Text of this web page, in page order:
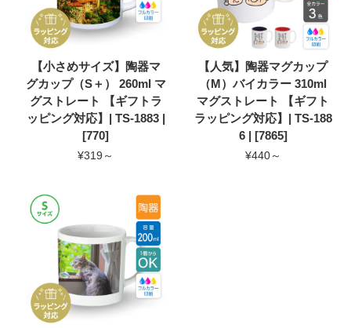
【小さめサイズ】陶器マ
グカップ（S＋） 260ml マ
グストレート 【ギフトラ
ッピング対応】| TS-1883 |
[770]
¥319～
【人気】陶器マグカップ
（M）バイカラー 310ml
マグストレート 【ギフト
ラッピング対応】| TS-188
6 | [7865]
¥440～